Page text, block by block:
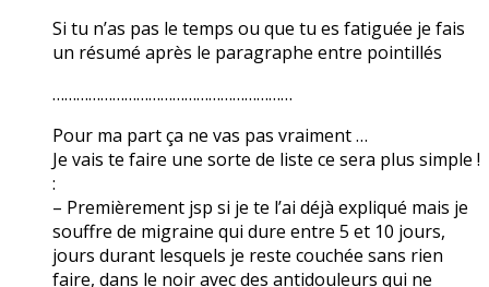
Si tu n’as pas le temps ou que tu es fatiguée je fais
un résumé après le paragraphe entre pointillés
……………………………………………………
Pour ma part ça ne vas pas vraiment …
Je vais te faire une sorte de liste ce sera plus simple !
:
– Premièrement jsp si je te l’ai déjà expliqué mais je
souffre de migraine qui dure entre 5 et 10 jours,
jours durant lesquels je reste couchée sans rien
faire, dans le noir avec des antidouleurs qui ne